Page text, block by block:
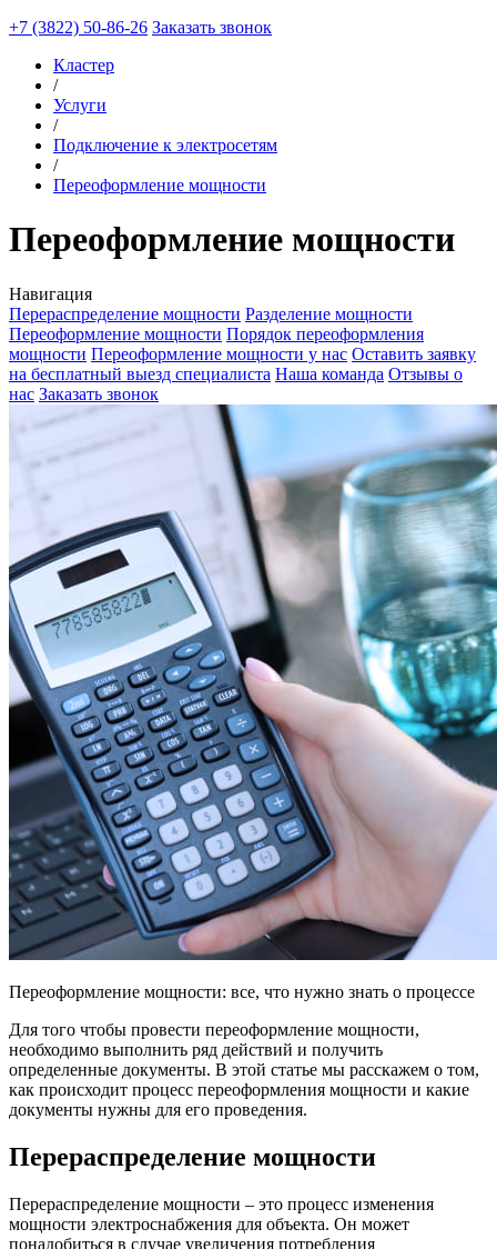
+7 (3822) 50-86-26 Заказать звонок
Кластер
/
Услуги
/
Подключение к электросетям
/
Переоформление мощности
Переоформление мощности
Навигация
Перераспределение мощности Разделение мощности
Переоформление мощности Порядок переоформления
мощности Переоформление мощности у нас Оставить заявку
на бесплатный выезд специалиста Наша команда Отзывы о
нас Заказать звонок
Переоформление мощности: все, что нужно знать о процессе
Для того чтобы провести переоформление мощности,
необходимо выполнить ряд действий и получить
определенные документы. В этой статье мы расскажем о том,
как происходит процесс переоформления мощности и какие
документы нужны для его проведения.
Перераспределение мощности
Перераспределение мощности – это процесс изменения
мощности электроснабжения для объекта. Он может
понадобиться в случае увеличения потребления